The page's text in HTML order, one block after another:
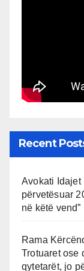
Recent
Avokati Idajet
përvetësuar
në këtë vend”
Rama
Trotuaret ose
qytetarët, jo